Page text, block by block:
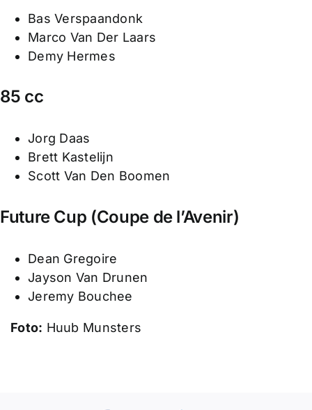
Bas Verspaandonk
Marco Van Der Laars
Demy Hermes
85 cc
Jorg Daas
Brett Kastelijn
Scott Van Den Boomen
Future Cup (Coupe de l’Avenir)
Dean Gregoire
Jayson Van Drunen
Jeremy Bouchee
Foto: Huub Munsters